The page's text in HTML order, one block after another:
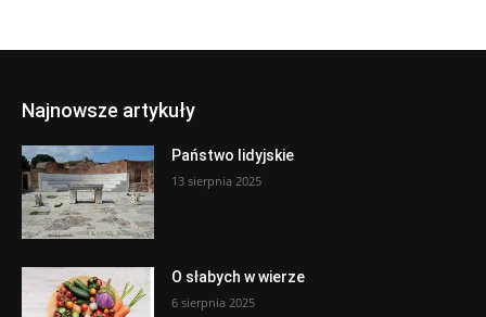
Najnowsze artykuły
Państwo lidyjskie
13 sierpnia 2025
O słabych w wierze
6 sierpnia 2025